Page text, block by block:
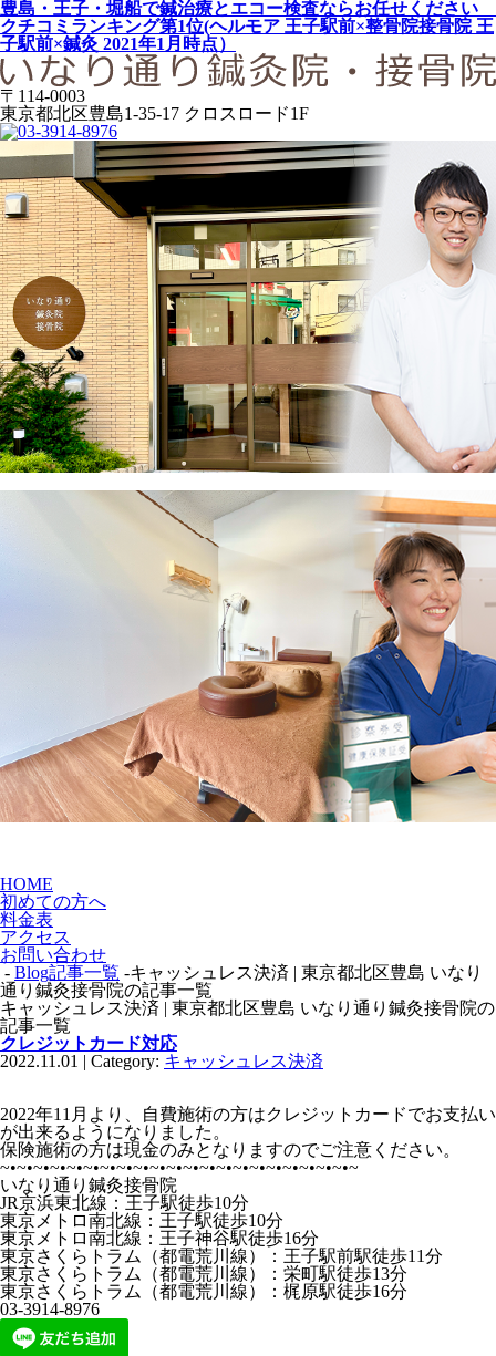
豊島・王子・堀船で鍼治療とエコー検査ならお任せください
クチコミランキング第1位(ヘルモア 王子駅前×整骨院接骨院 王
子駅前×鍼灸 2021年1月時点）
〒114-0003
東京都北区豊島1-35-17 クロスロード1F
HOME
初めての方へ
料金表
アクセス
お問い合わせ
- Blog記事一覧 -キャッシュレス決済 | 東京都北区豊島 いなり
通り鍼灸接骨院の記事一覧
キャッシュレス決済 | 東京都北区豊島 いなり通り鍼灸接骨院の
記事一覧
クレジットカード対応
2022.11.01 | Category: キャッシュレス決済
2022年11月より、自費施術の方はクレジットカードでお支払い
が出来るようになりました。
保険施術の方は現金のみとなりますのでご注意ください。
~•~•~•~•~•~•~•~•~•~•~•~•~•~•~•~•~•~•~•~•~•~
いなり通り鍼灸接骨院
JR京浜東北線：王子駅徒歩10分
東京メトロ南北線：王子駅徒歩10分
東京メトロ南北線：王子神谷駅徒歩16分
東京さくらトラム（都電荒川線）：王子駅前駅徒歩11分
東京さくらトラム（都電荒川線）：栄町駅徒歩13分
東京さくらトラム（都電荒川線）：梶原駅徒歩16分
03-3914-8976